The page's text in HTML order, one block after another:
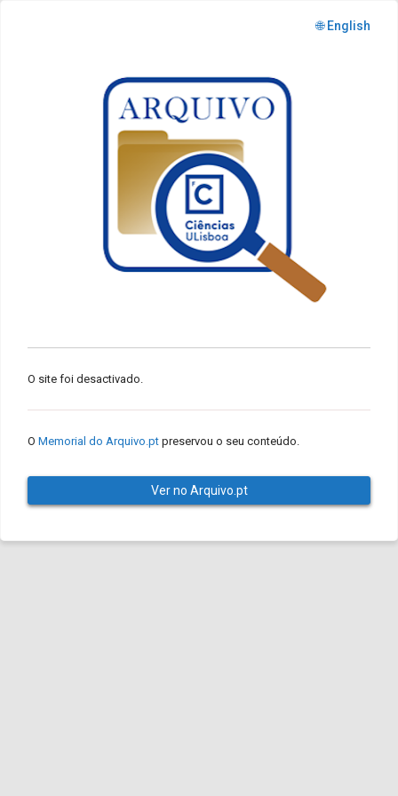
🌐 English
O site foi desactivado.
O Memorial do Arquivo.pt preservou o seu conteúdo.
Ver no Arquivo.pt